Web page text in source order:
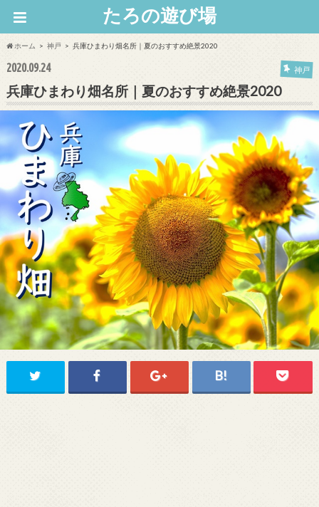
たろの遊び場
ホーム 神戸 兵庫ひまわり畑名所｜夏のおすすめ絶景2020
2020.09.24 神戸
兵庫ひまわり畑名所｜夏のおすすめ絶景2020